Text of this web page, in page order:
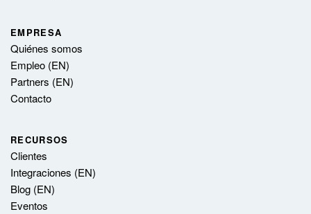
EMPRESA
Quiénes somos
Empleo (EN)
Partners (EN)
Contacto
RECURSOS
Clientes
Integraciones (EN)
Blog (EN)
Eventos